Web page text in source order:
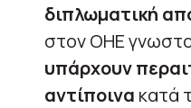
διπλωματική
στον ΟΗΕ
υπάρχουν
αντίποινα κατά